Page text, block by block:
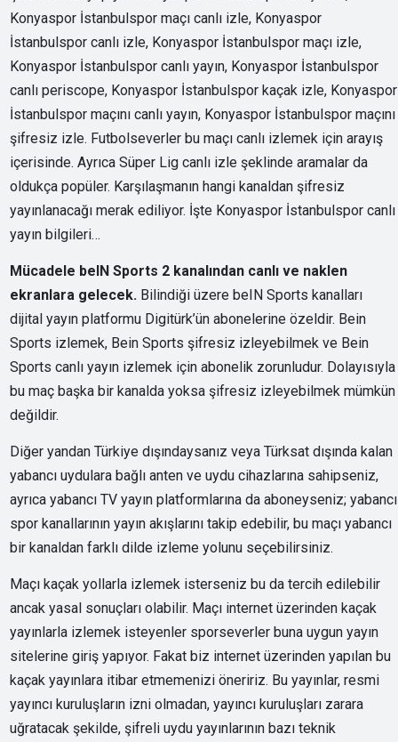
Konyaspor İstanbulspor maçı canlı izle, Konyaspor
İstanbulspor canlı izle, Konyaspor İstanbulspor maçı izle,
Konyaspor İstanbulspor canlı yayın, Konyaspor İstanbulspor
canlı periscope, Konyaspor İstanbulspor kaçak izle, Konyaspor
İstanbulspor maçını canlı yayın, Konyaspor İstanbulspor maçını
şifresiz izle. Futbolseverler bu maçı canlı izlemek için arayış
içerisinde. Ayrıca Süper Lig canlı izle şeklinde aramalar da
oldukça popüler. Karşılaşmanın hangi kanaldan şifresiz
yayınlanacağı merak ediliyor. İşte Konyaspor İstanbulspor canlı
yayın bilgileri…
Mücadele beIN Sports 2 kanalından canlı ve naklen
ekranlara gelecek. Bilindiği üzere beIN Sports kanalları
dijital yayın platformu Digitürk’ün abonelerine özeldir. Bein
Sports izlemek, Bein Sports şifresiz izleyebilmek ve Bein
Sports canlı yayın izlemek için abonelik zorunludur. Dolayısıyla
bu maç başka bir kanalda yoksa şifresiz izleyebilmek mümkün
değildir.
Diğer yandan Türkiye dışındaysanız veya Türksat dışında kalan
yabancı uydulara bağlı anten ve uydu cihazlarına sahipseniz,
ayrıca yabancı TV yayın platformlarına da aboneyseniz; yabancı
spor kanallarının yayın akışlarını takip edebilir, bu maçı yabancı
bir kanaldan farklı dilde izleme yolunu seçebilirsiniz.
Maçı kaçak yollarla izlemek isterseniz bu da tercih edilebilir
ancak yasal sonuçları olabilir. Maçı internet üzerinden kaçak
yayınlarla izlemek isteyenler sporseverler buna uygun yayın
sitelerine giriş yapıyor. Fakat biz internet üzerinden yapılan bu
kaçak yayınlara itibar etmemenizi öneririz. Bu yayınlar, resmi
yayıncı kuruluşların izni olmadan, yayıncı kuruluşları zarara
uğratacak şekilde, şifreli uydu yayınlarının bazı teknik